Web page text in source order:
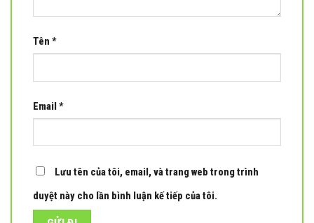
Tên *
Email *
Lưu tên của tôi, email, và trang web trong trình
duyệt này cho lần bình luận kế tiếp của tôi.